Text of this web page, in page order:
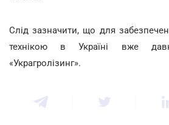
Слід зазначити, що для
технікою в Україні вже
«Украгролізинг».